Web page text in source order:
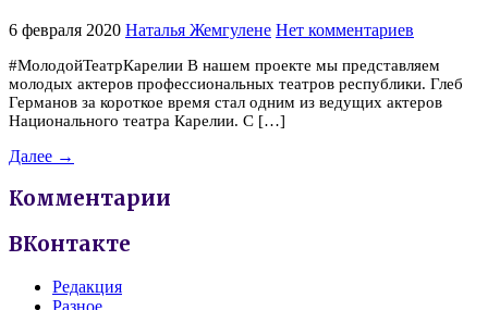
6 февраля 2020 Наталья Жемгулене Нет комментариев
#МолодойТеатрКарелии В нашем проекте мы представляем
молодых актеров профессиональных театров республики. Глеб
Германов за короткое время стал одним из ведущих актеров
Национального театра Карелии. С […]
Далее →
Комментарии
ВКонтакте
Редакция
Разное